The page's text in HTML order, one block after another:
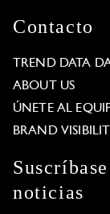
Contacto
TREND DATA
ABOUT US
ÚNETE AL
BRAND
noticias